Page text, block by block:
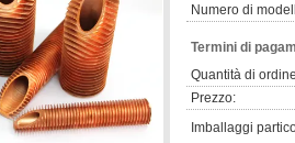
Numero di
Termini di
Quantità di
Prezzo:
Imballaggi